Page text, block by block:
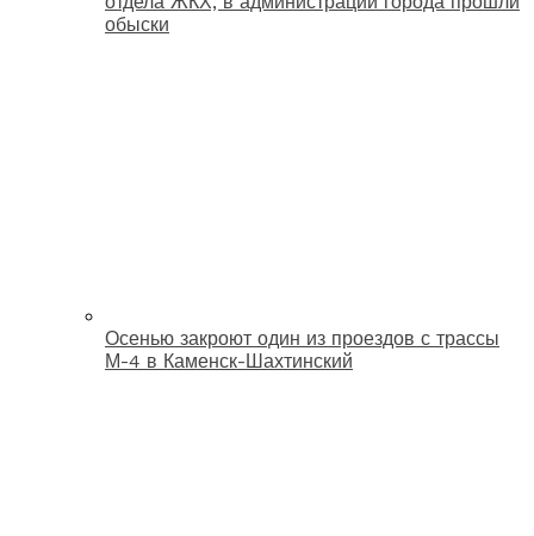
обыски
Осенью закроют один из проездов с трассы
М-4 в Каменск-Шахтинский